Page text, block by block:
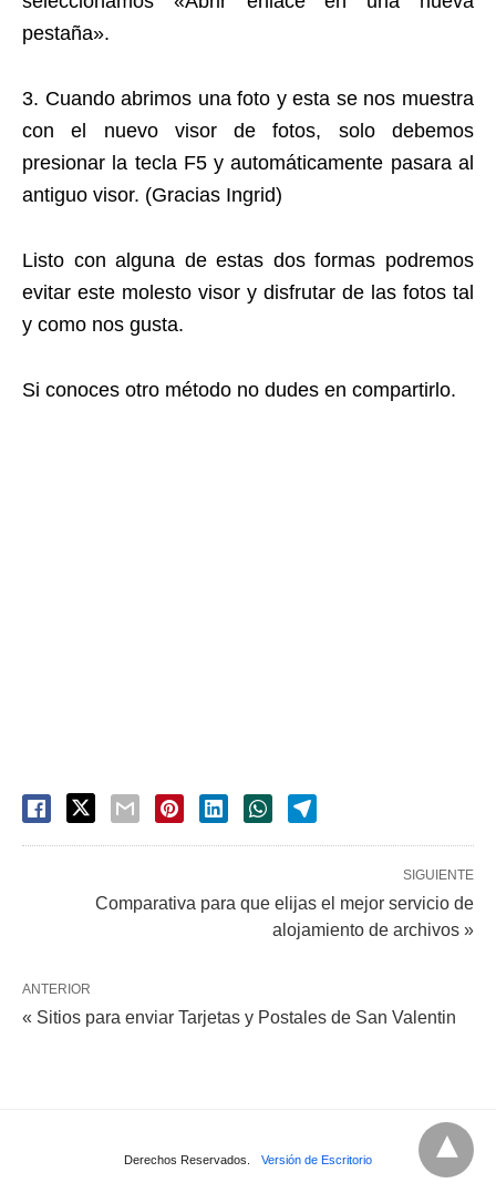
pestaña».
3. Cuando abrimos una foto y esta se nos muestra
con el nuevo visor de fotos, solo debemos
presionar la tecla F5 y automáticamente pasara al
antiguo visor. (Gracias Ingrid)
Listo con alguna de estas dos formas podremos
evitar este molesto visor y disfrutar de las fotos tal
y como nos gusta.
Si conoces otro método no dudes en compartirlo.
SIGUIENTE
Comparativa para que elijas el mejor servicio de
alojamiento de archivos »
ANTERIOR
« Sitios para enviar Tarjetas y Postales de San Valentin
Derechos Reservados. Versión de Escritorio